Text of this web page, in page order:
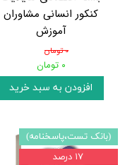
کنکور انسانی مشاوران
آموزش
۰ تومان
۰ تومان
افزودن به سبد خرید
(بانک تست،پاسخنامه)
۱۷ درصد